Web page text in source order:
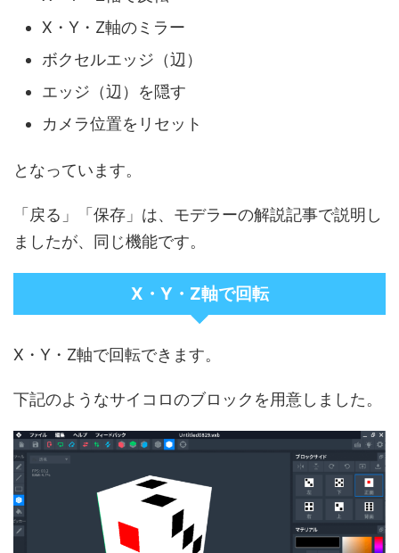
X・Y・Z軸のミラー
ボクセルエッジ（辺）
エッジ（辺）を隠す
カメラ位置をリセット
となっています。
「戻る」「保存」は、モデラーの解説記事で説明し
ましたが、同じ機能です。
X・Y・Z軸で回転
X・Y・Z軸で回転できます。
下記のようなサイコロのブロックを用意しました。